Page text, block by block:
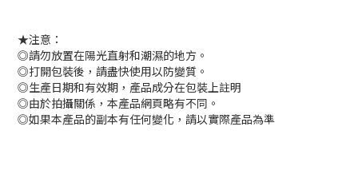
★注意：
◎請勿放置在陽光直射和潮濕的地方。
◎打開包裝後，請盡快使用以防變質。
◎生產日期和有效期，產品成分在包裝上註明
◎由於拍攝關係，本產品網頁略有不同。
◎如果本產品的副本有任何變化，請以實際產品為準